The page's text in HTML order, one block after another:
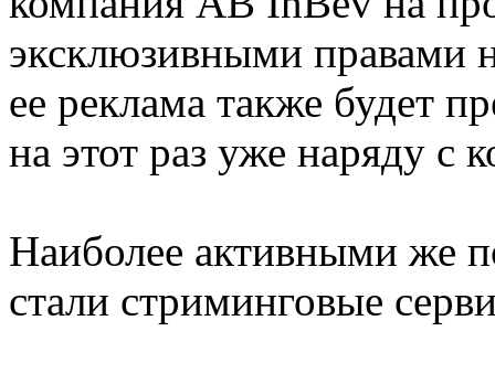
эксклюзивными правами
ее реклама также будет
на этот раз уже наряду с
Наиболее активными же
стали стриминговые